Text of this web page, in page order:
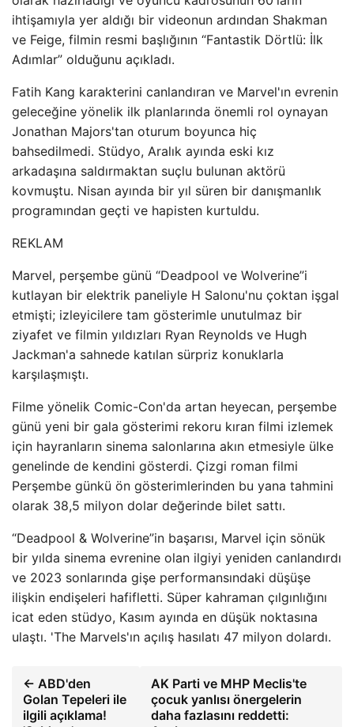
ihtişamıyla yer aldığı bir videonun ardından Shakman
ve Feige, filmin resmi başlığının “Fantastik Dörtlü: İlk
Adımlar” olduğunu açıkladı.
Fatih Kang karakterini canlandıran ve Marvel'ın evrenin
geleceğine yönelik ilk planlarında önemli rol oynayan
Jonathan Majors'tan oturum boyunca hiç
bahsedilmedi. Stüdyo, Aralık ayında eski kız
arkadaşına saldırmaktan suçlu bulunan aktörü
kovmuştu. Nisan ayında bir yıl süren bir danışmanlık
programından geçti ve hapisten kurtuldu.
REKLAM
Marvel, perşembe günü “Deadpool ve Wolverine”i
kutlayan bir elektrik paneliyle H Salonu'nu çoktan işgal
etmişti; izleyicilere tam gösterimle unutulmaz bir
ziyafet ve filmin yıldızları Ryan Reynolds ve Hugh
Jackman'a sahnede katılan sürpriz konuklarla
karşılaşmıştı.
Filme yönelik Comic-Con'da artan heyecan, perşembe
günü yeni bir gala gösterimi rekoru kıran filmi izlemek
için hayranların sinema salonlarına akın etmesiyle ülke
genelinde de kendini gösterdi. Çizgi roman filmi
Perşembe günkü ön gösterimlerinden bu yana tahmini
olarak 38,5 milyon dolar değerinde bilet sattı.
“Deadpool & Wolverine”in başarısı, Marvel için sönük
bir yılda sinema evrenine olan ilgiyi yeniden canlandırdı
ve 2023 sonlarında gişe performansındaki düşüşe
ilişkin endişeleri hafifletti. Süper kahraman çılgınlığını
icat eden stüdyo, Kasım ayında en düşük noktasına
ulaştı. 'The Marvels'ın açılış hasılatı 47 milyon dolardı.
← ABD'den
Golan Tepeleri ile
ilgili açıklama!
AK Parti ve MHP Meclis'te
çocuk yanlısı önergelerin
daha fazlasını reddetti: